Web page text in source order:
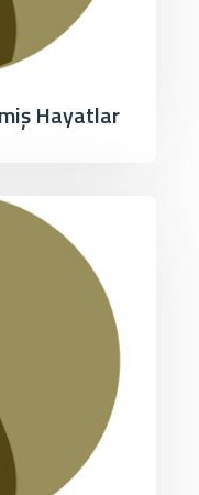
Hayatlar